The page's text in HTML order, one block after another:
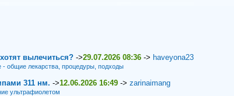
вылечиться?->29.07.2026 08:36-> haveyona23
- общие лекарства, процедуры, подходы
311 нм. ->12.06.2026 16:49-> zarinaimang
ультрафиолетом